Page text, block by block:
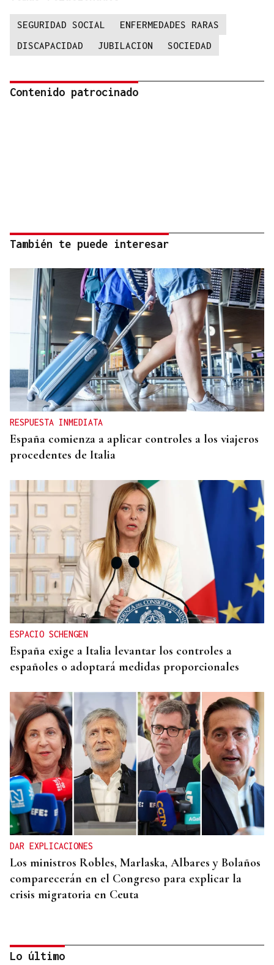
SEGURIDAD SOCIAL
ENFERMEDADES RARAS
DISCAPACIDAD
JUBILACION SOCIEDAD
Contenido patrocinado
También te puede interesar
RESPUESTA INMEDIATA
España comienza a aplicar controles a los viajeros
procedentes de Italia
ESPACIO SCHENGEN
España exige a Italia levantar los controles a
españoles o adoptará medidas proporcionales
DAR EXPLICACIONES
Los ministros Robles, Marlaska, Albares y Bolaños
comparecerán en el Congreso para explicar la
crisis migratoria en Ceuta
Lo último